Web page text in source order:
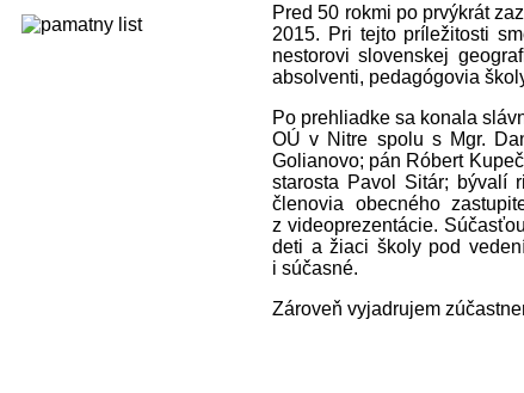
Pred 50 rokmi po prvýkrát
2015. Pri tejto príležitosti
nestorovi slovenskej
absolventi, pedagógovia
Po prehliadke sa konala
OÚ v Nitre spolu s Mgr.
Golianovo; pán Róbert
starosta Pavol Sitár; bývalí
členovia obecného
z videoprezentácie.
deti a žiaci školy pod
i súčasné.
Zároveň vyjadrujem